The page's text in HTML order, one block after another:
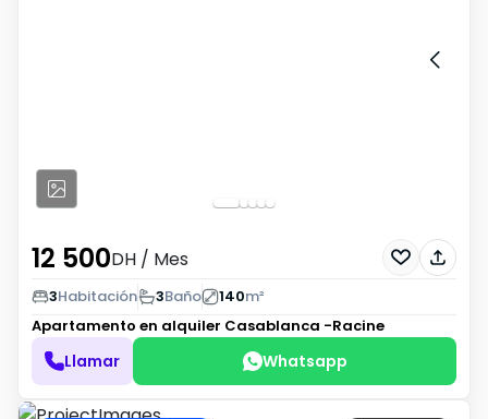
12 500DH / Mes
3Habitación 3Baño 140m²
Apartamento en alquiler Casablanca -Racine
Llamar Whatsapp